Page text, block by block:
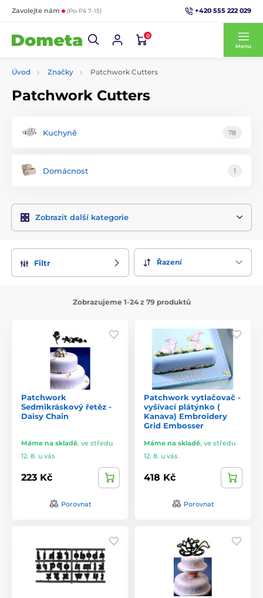
Zavolejte nám (Po-Pá 7-15) +420 555 222 029
0
Menu
Úvod Značky Patchwork Cutters
Patchwork Cutters
Kuchyně 78
Domácnost 1
Zobrazit další kategorie
Filtr Řazení
Zobrazujeme 1-24 z 79 produktů
Patchwork
Sedmikráskový řetěz -
Daisy Chain
Máme na skladě, ve středu
12. 8. u vás
223 Kč
Porovnat
Patchwork vytlačovač -
vyšívací plátýnko (
Kanava) Embroidery
Grid Embosser
Máme na skladě, ve středu
12. 8. u vás
418 Kč
Porovnat